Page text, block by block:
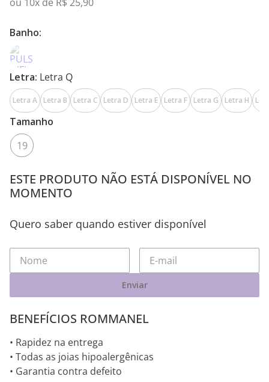
Banho:
Letra: Letra Q
Letra A Letra B Letra C Letra D Letra E Letra F Letra G Letra H
Tamanho
19
ESTE PRODUTO NÃO ESTÁ DISPONÍVEL NO
MOMENTO
Quero saber quando estiver disponível
Enviar
BENEFÍCIOS ROMMANEL
• Rapidez na entrega
• Todas as joias hipoalergênicas
• Garantia contra defeito